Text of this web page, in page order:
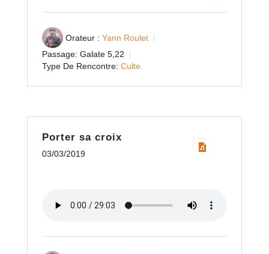
Orateur : Yann Roulet
Passage: Galate 5,22
Type De Rencontre: Culte
Porter sa croix
03/03/2019